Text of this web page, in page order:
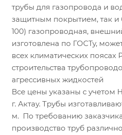
трубы для газопровода и
защитным покрытием, так
100) газопроводная,
изготовлена по ГОСТу,
всех климатических поясах
строительства
агрессивных жидкостей
Все цены указаны с учетом
г. Актау. Трубы
м. По требованию
производство труб